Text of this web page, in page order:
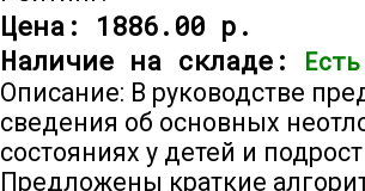
Цена: 1886.00 р.
Наличие на складе:
Описание: В руководстве
сведения об основных
состояниях у детей и
Предложены краткие